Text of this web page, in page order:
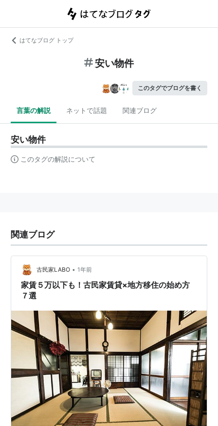
はてなブログ トップ
安い物件
このタグでブログを書く
言葉の解説 ネットで話題 関連ブログ
安い物件
このタグの解説について
関連ブログ
古民家LABO • 1年前
家賃５万以下も！古民家賃貸×地方移住の始め方
７選